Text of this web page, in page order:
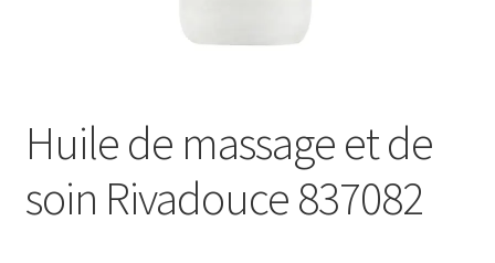
Huile de massage et de
soin Rivadouce 837082